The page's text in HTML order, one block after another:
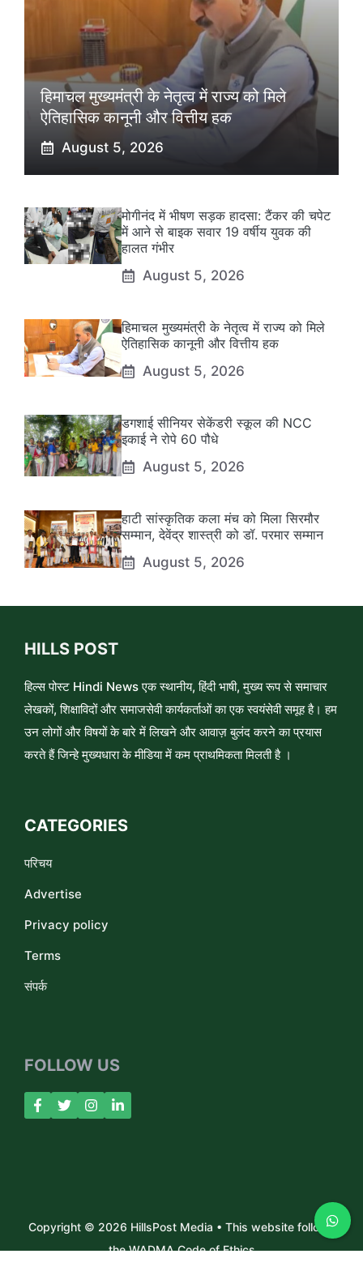
हिमाचल मुख्यमंत्री के नेतृत्व में राज्य को मिले
ऐतिहासिक कानूनी और वित्तीय हक
August 5, 2026
मोगीनंद में भीषण सड़क हादसा: टैंकर की चपेट
में आने से बाइक सवार 19 वर्षीय युवक की
हालत गंभीर
August 5, 2026
हिमाचल मुख्यमंत्री के नेतृत्व में राज्य को मिले
ऐतिहासिक कानूनी और वित्तीय हक
August 5, 2026
डगशाई सीनियर सेकेंडरी स्कूल की NCC
इकाई ने रोपे 60 पौधे
August 5, 2026
हाटी सांस्कृतिक कला मंच को मिला सिरमौर
सम्मान, देवेंद्र शास्त्री को डॉ. परमार सम्मान
August 5, 2026
HILLS POST
हिल्स पोस्ट Hindi News एक स्थानीय, हिंदी भाषी, मुख्य रूप से समाचार
लेखकों, शिक्षाविदों और समाजसेवी कार्यकर्ताओं का एक स्वयंसेवी समूह है। हम
उन लोगों और विषयों के बारे में लिखने और आवाज़ बुलंद करने का प्रयास
करते हैं जिन्हे मुख्यधारा के मीडिया में कम प्राथमिकता मिलती है ।
CATEGORIES
परिचय
Advertise
Privacy policy
Terms
संपर्क
FOLLOW US
Copyright © 2026 HillsPost Media • This website follows
the WADMA Code of Ethics